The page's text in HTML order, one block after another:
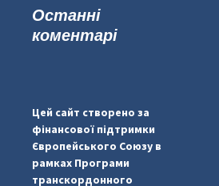
pimrec_project
Останні
коментарі
Цей сайт створено за
фінансової підтримки
Європейського Союзу в
рамках Програми
транскордонного